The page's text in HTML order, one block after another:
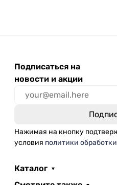
Подписаться на
новости и акции
Нажимая на кнопку
условия политики
Каталог